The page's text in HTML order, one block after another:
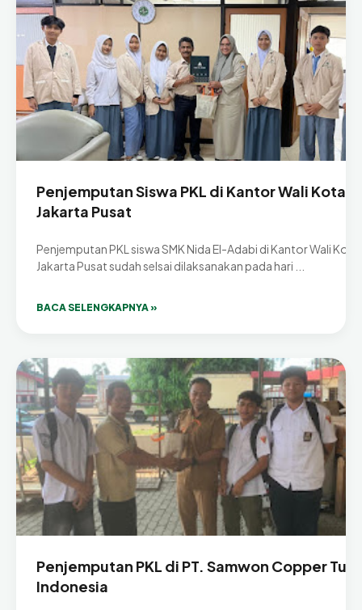
Penjemputan Siswa PKL di Kantor Wali Kota
Jakarta Pusat
Penjemputan PKL siswa SMK Nida El-Adabi di Kantor Wali Kota
Jakarta Pusat sudah selsai dilaksanakan pada hari ...
BACA SELENGKAPNYA »
Penjemputan PKL di PT. Samwon Copper
Indonesia